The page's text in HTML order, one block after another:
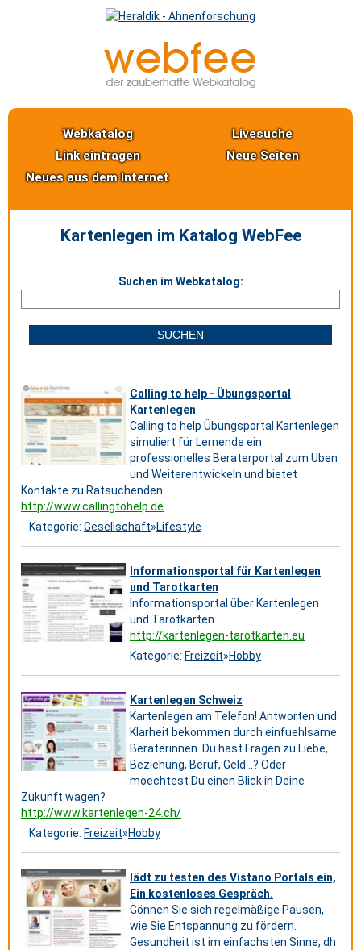
Webkatalog
Livesuche
Link eintragen
Neue Seiten
Neues aus dem Internet
Kartenlegen im Katalog WebFee
Suchen im Webkatalog:
Calling to help - Übungsportal
Kartenlegen
Calling to help Übungsportal Kartenlegen
simuliert für Lernende ein
professionelles Beraterportal zum Üben
und Weiterentwickeln und bietet
Kontakte zu Ratsuchenden.
http://www.callingtohelp.de
Kategorie: Gesellschaft»Lifestyle
Informationsportal für Kartenlegen
und Tarotkarten
Informationsportal über Kartenlegen
und Tarotkarten
http://kartenlegen-tarotkarten.eu
Kategorie: Freizeit»Hobby
Kartenlegen Schweiz
Kartenlegen am Telefon! Antworten und
Klarheit bekommen durch einfuehlsame
Beraterinnen. Du hast Fragen zu Liebe,
Beziehung, Beruf, Geld...? Oder
moechtest Du einen Blick in Deine
Zukunft wagen?
http://www.kartenlegen-24.ch/
Kategorie: Freizeit»Hobby
lädt zu testen des Vistano Portals ein,
Ein kostenloses Gespräch.
Gönnen Sie sich regelmäßige Pausen,
wie Sie Entspannung zu fördern.
Gesundheit ist im einfachsten Sinne, dh